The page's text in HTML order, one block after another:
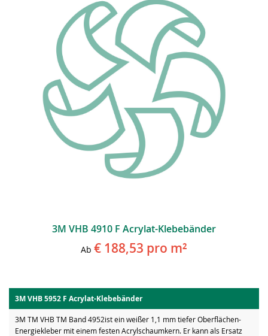
3M VHB 4910 F Acrylat-Klebebänder
Ab € 188,53 pro m²
3M VHB 5952 F Acrylat-Klebebänder
3M TM VHB TM Band 4952ist ein weißer 1,1 mm tiefer Oberflächen-
Energiekleber mit einem festen Acrylschaumkern. Er kann als Ersatz